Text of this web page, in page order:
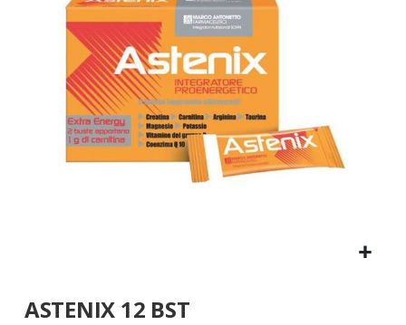
immagini
all'inizio
ASTENIX 12 BST